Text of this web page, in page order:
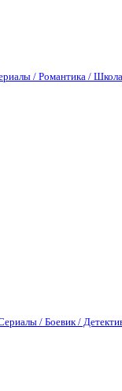
/ Романтика / Школа
/ Боевик /